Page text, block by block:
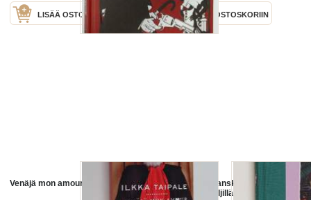
LISÄÄ OSTOSKORIIN LISÄÄ OSTOSKORIIN
Venäjä mon amour
Mon amour : ranskalaisen
parisuhteen jäljillä